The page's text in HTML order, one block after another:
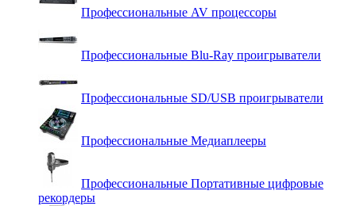
Профессиональные AV процессоры
Профессиональные Blu-Ray проигрыватели
Профессиональные SD/USB проигрыватели
Профессиональные Медиаплееры
Профессиональные Портативные цифровые
рекордеры